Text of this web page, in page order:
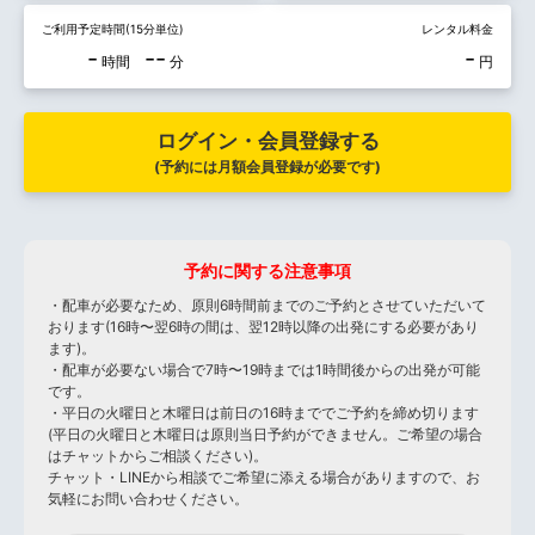
ご利用予定時間(15分単位)
- 時間 -- 分
レンタル料金
- 円
ログイン・会員登録する
(予約には月額会員登録が必要です)
予約に関する注意事項
・配車が必要なため、原則6時間前までのご予約とさせていただいて
おります(16時〜翌6時の間は、翌12時以降の出発にする必要があり
ます)。
・配車が必要ない場合で7時〜19時までは1時間後からの出発が可能
です。
・平日の火曜日と木曜日は前日の16時まででご予約を締め切ります
(平日の火曜日と木曜日は原則当日予約ができません。ご希望の場合
はチャットからご相談ください)。
チャット・LINEから相談でご希望に添える場合がありますので、お
気軽にお問い合わせください。